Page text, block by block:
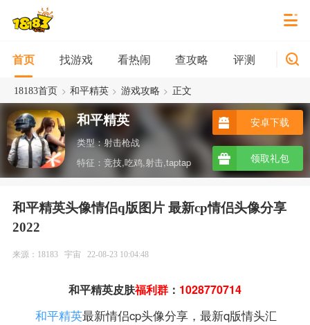
首页 找游戏 看热闹 查攻略 评测 新游
18183首页 > 和平精英 > 游戏攻略 > 正文
和平精英
类型：射击枪战
特征：竞技,吃鸡,射击,taptap
安卓下载
领取礼包
和平精英头像情侣q版图片 最新cp情侣头像分享
2022
来源：18183 宇宙 22-08-23 10:04:48
和平精英皮肤福利群： 1028770714
和平精英最新情侣cp头像分享，最新q版情头汇